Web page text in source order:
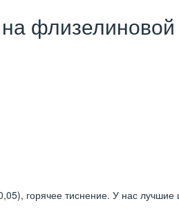
флизелиновой
горячее тиснение. У нас